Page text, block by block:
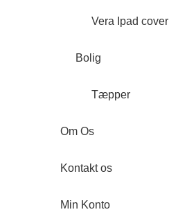
Vera Ipad cover
Bolig
Tæpper
Om Os
Kontakt os
Min Konto